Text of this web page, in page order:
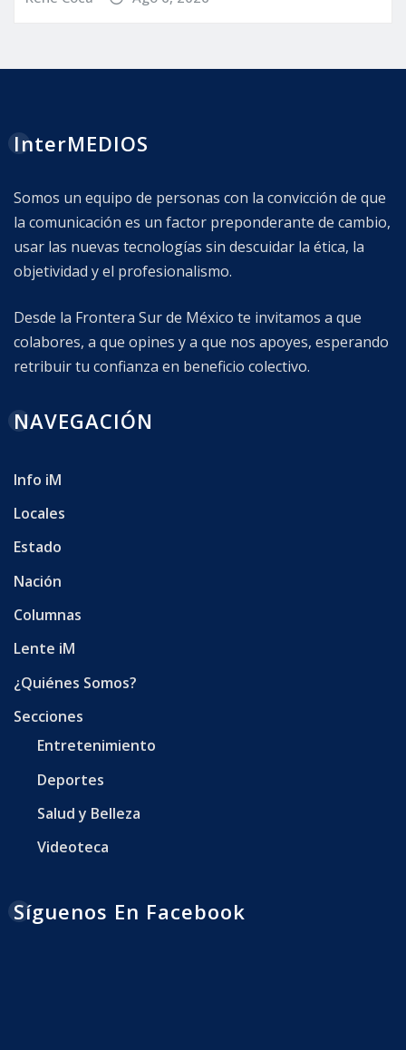
InterMEDIOS
Somos un equipo de personas con la convicción de que
la comunicación es un factor preponderante de cambio,
usar las nuevas tecnologías sin descuidar la ética, la
objetividad y el profesionalismo.
Desde la Frontera Sur de México te invitamos a que
colabores, a que opines y a que nos apoyes, esperando
retribuir tu confianza en beneficio colectivo.
NAVEGACIÓN
Info iM
Locales
Estado
Nación
Columnas
Lente iM
¿Quiénes Somos?
Secciones
Entretenimiento
Deportes
Salud y Belleza
Videoteca
Síguenos En Facebook